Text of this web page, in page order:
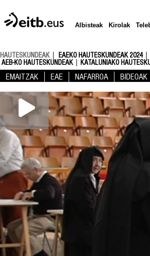
Albisteak Kirolak
HAUTESKUNDEAK EAEKO HAUTESKUNDEAK 2024
AEB-KO HAUTESKUNDEAK
KATALUNIAKO
EMAITZAK EAE NAFARROA BIDEOAK